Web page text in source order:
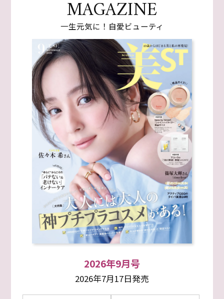
MAGAZINE
一生元気に！自愛ビューティ
2026年9月号
2026年7月17日発売